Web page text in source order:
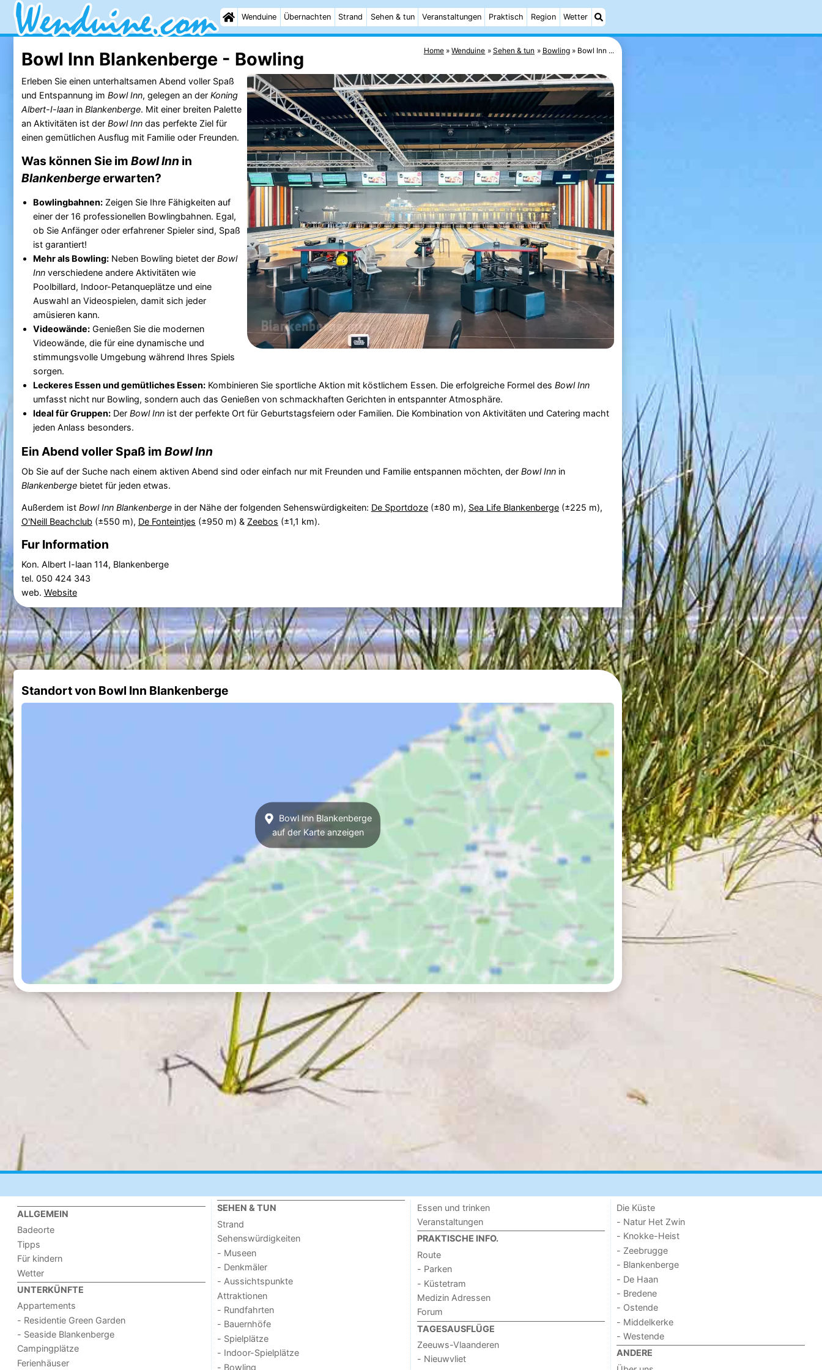
Wenduine Übernachten Strand Sehen & tun Veranstaltungen Praktisch Region Wetter
Home Wenduine Sehen & tun Bowling Bowl Inn ...
Bowl Inn Blankenberge - Bowling
Erleben Sie einen unterhaltsamen Abend voller Spaß
und Entspannung im Bowl Inn, gelegen an der Koning
Albert-I-laanin Blankenberge. Mit einer breiten Palette
an Aktivitäten ist der Bowl Inndas perfekte Ziel für
einen gemütlichen Ausflug mit Familie oder Freunden.
Was können Sie im Bowl Inn in
Blankenbergeerwarten?
Bowlingbahnen:Zeigen Sie Ihre Fähigkeiten auf
einer der 16 professionellen Bowlingbahnen. Egal,
ob Sie Anfänger oder erfahrener Spieler sind, Spaß
ist garantiert!
Mehr als Bowling:Neben Bowling bietet der Bowl
Innverschiedene andere Aktivitäten wie
Poolbillard, Indoor-Petanqueplätze und eine
Auswahl an Videospielen, damit sich jeder
amüsieren kann.
Videowände:Genießen Sie die modernen
Videowände, die für eine dynamische und
stimmungsvolle Umgebung während Ihres Spiels
sorgen.
Leckeres Essen und gemütliches Essen:Kombinieren Sie sportliche Aktion mit köstlichem Essen. Die erfolgreiche Formel des Bowl Inn
umfasst nicht nur Bowling, sondern auch das Genießen von schmackhaften Gerichten in entspannter Atmosphäre.
Ideal für Gruppen:Der Bowl Innist der perfekte Ort für Geburtstagsfeiern oder Familien. Die Kombination von Aktivitäten und Catering macht
jeden Anlass besonders.
Ein Abend voller Spaß im Bowl Inn
Ob Sie auf der Suche nach einem aktiven Abend sind oder einfach nur mit Freunden und Familie entspannen möchten, der Bowl Innin
Blankenbergebietet für jeden etwas.
Außerdem ist Bowl Inn Blankenbergein der Nähe der folgenden Sehenswürdigkeiten: De Sportdoze(±80 m), Sea Life Blankenberge(±225 m),
O'Neill Beachclub(±550 m), De Fonteintjes (±950 m) & Zeebos (±1,1 km).
Fur Information
Kon. Albert I-laan 114, Blankenberge
tel. 050 424 343
web. Website
Standort von Bowl Inn Blankenberge
Bowl Inn Blankenberge
auf der Karte anzeigen
ALLGEMEIN
Badeorte
Tipps
Für kindern
Wetter
UNTERKÜNFTE
Appartements
- Residentie Green Garden
- Seaside Blankenberge
Campingplätze
Ferienhäuser
SEHEN & TUN
Strand
Sehenswürdigkeiten
- Museen
- Denkmäler
- Aussichtspunkte
Attraktionen
- Rundfahrten
- Bauernhöfe
- Spielplätze
- Indoor-Spielplätze
- Bowling
Essen und trinken
Veranstaltungen
PRAKTISCHE INFO.
Route
- Parken
- Küstetram
Medizin Adressen
Forum
TAGESAUSFLÜGE
Zeeuws-Vlaanderen
- Nieuwvliet
Die Küste
- Natur Het Zwin
- Knokke-Heist
- Zeebrugge
- Blankenberge
- De Haan
- Bredene
- Ostende
- Middelkerke
- Westende
ANDERE